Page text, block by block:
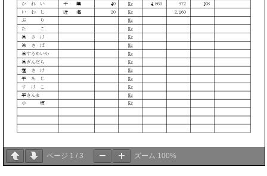
ページ 1 / 3 ズーム 100%